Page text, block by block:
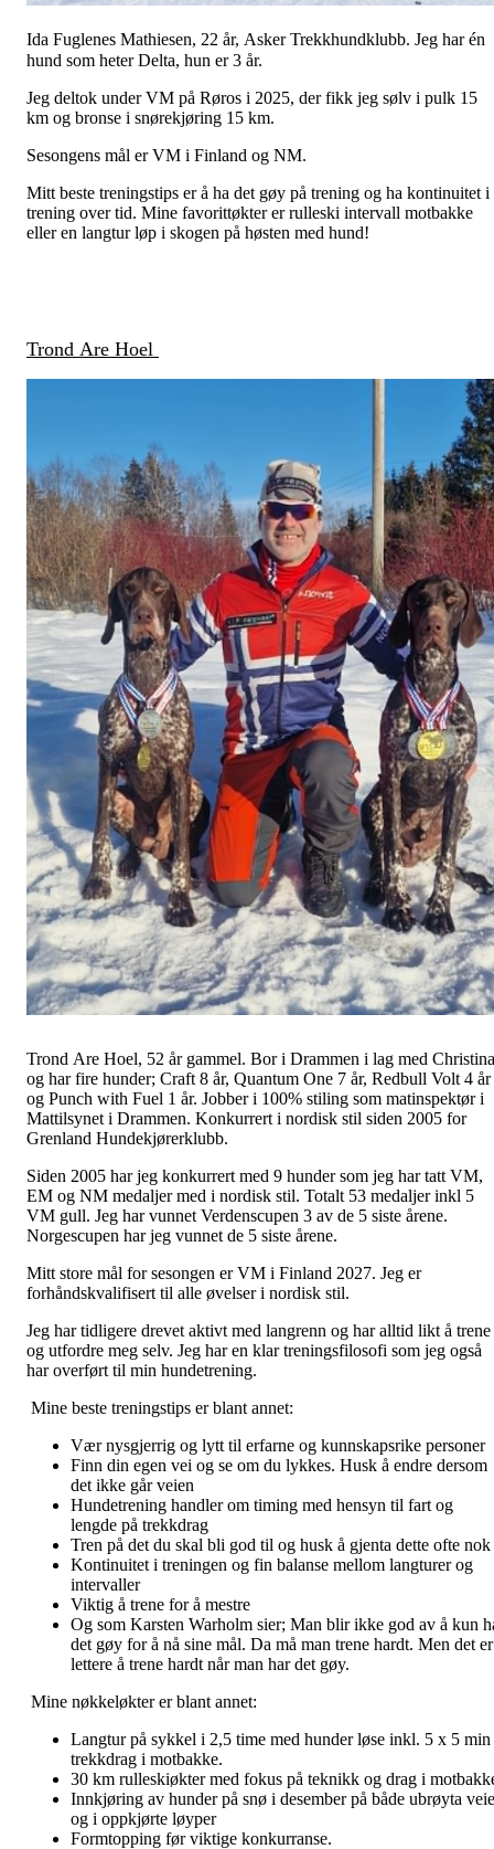
Ida Fuglenes Mathiesen, 22 år, Asker Trekkhundklubb. Jeg har én
hund som heter Delta, hun er 3 år.
Jeg deltok under VM på Røros i 2025, der fikk jeg sølv i pulk 15
km og bronse i snørekjøring 15 km.
Sesongens mål er VM i Finland og NM.
Mitt beste treningstips er å ha det gøy på trening og ha kontinuitet i
trening over tid. Mine favorittøkter er rulleski intervall motbakke
eller en langtur løp i skogen på høsten med hund!
Trond Are Hoel
Trond Are Hoel, 52 år gammel. Bor i Drammen i lag med Christina
og har fire hunder; Craft 8 år, Quantum One 7 år, Redbull Volt 4 år
og Punch with Fuel 1 år. Jobber i 100% stiling som matinspektør i
Mattilsynet i Drammen. Konkurrert i nordisk stil siden 2005 for
Grenland Hundekjørerklubb.
Siden 2005 har jeg konkurrert med 9 hunder som jeg har tatt VM,
EM og NM medaljer med i nordisk stil. Totalt 53 medaljer inkl 5
VM gull. Jeg har vunnet Verdenscupen 3 av de 5 siste årene.
Norgescupen har jeg vunnet de 5 siste årene.
Mitt store mål for sesongen er VM i Finland 2027. Jeg er
forhåndskvalifisert til alle øvelser i nordisk stil.
Jeg har tidligere drevet aktivt med langrenn og har alltid likt å trene
og utfordre meg selv. Jeg har en klar treningsfilosofi som jeg også
har overført til min hundetrening.
Mine beste treningstips er blant annet:
Vær nysgjerrig og lytt til erfarne og kunnskapsrike personer
Finn din egen vei og se om du lykkes. Husk å endre dersom
det ikke går veien
Hundetrening handler om timing med hensyn til fart og
lengde på trekkdrag
Tren på det du skal bli god til og husk å gjenta dette ofte nok
Kontinuitet i treningen og fin balanse mellom langturer og
intervaller
Viktig å trene for å mestre
Og som Karsten Warholm sier; Man blir ikke god av å kun
det gøy for å nå sine mål. Da må man trene hardt. Men det er
lettere å trene hardt når man har det gøy.
Mine nøkkeløkter er blant annet:
Langtur på sykkel i 2,5 time med hunder løse inkl. 5 x 5 min
trekkdrag i motbakke.
30 km rulleskiøkter med fokus på teknikk og drag i
Innkjøring av hunder på snø i desember på både ubrøyta
og i oppkjørte løyper
Formtopping før viktige konkurranse.